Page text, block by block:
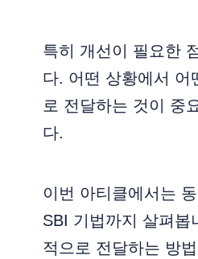
특히 개선이 필요한
다. 어떤 상황에서 어
로 전달하는 것이 중
다.
이번 아티클에서는
SBI 기법까지 살펴
적으로 전달하는 방